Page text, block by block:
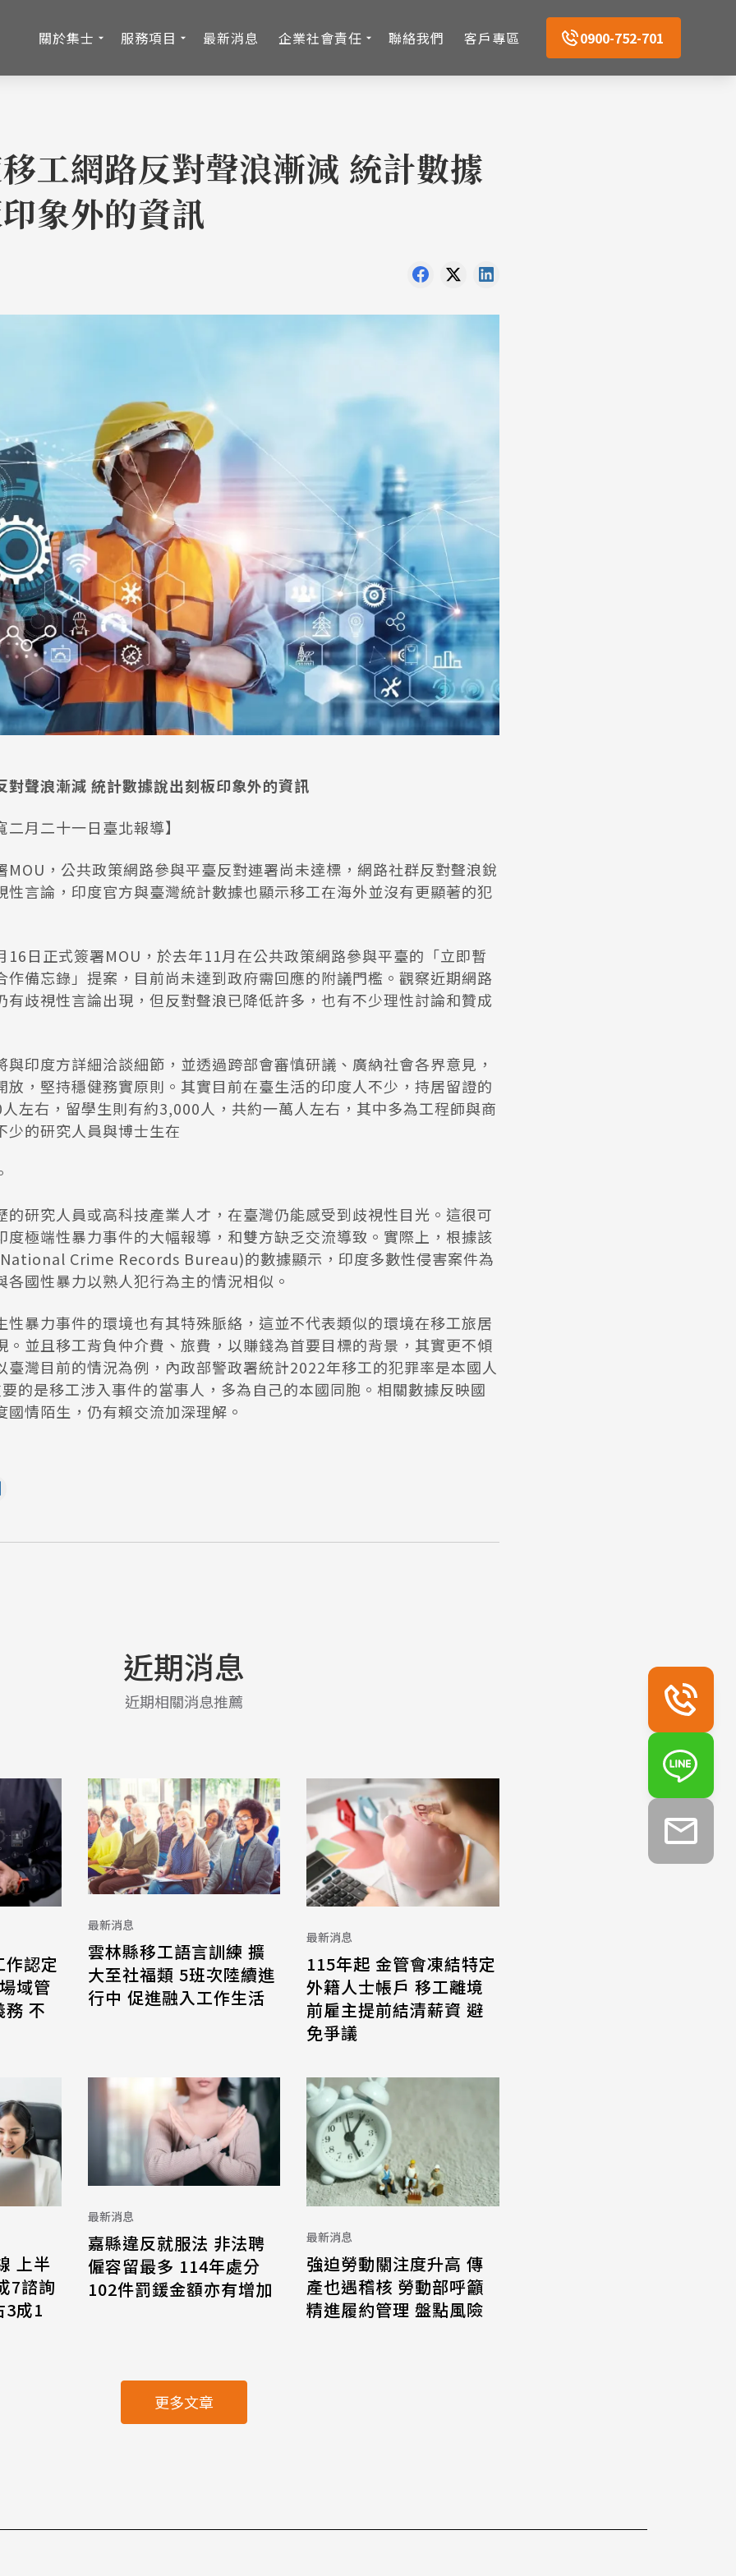
關於集士 服務項目 最新消息 企業社會責任 聯絡我們 客戶專區 0900-752-701
工網路反對聲浪漸減 統計數據
象外的資訊
對聲浪漸減 統計數據說出刻板印象外的資訊
月二十一日臺北報導】
MOU，公共政策網路參與平臺反對連署尚未達標，網路社群反對聲浪銳
性言論，印度官方與臺灣統計數據也顯示移工在海外並沒有更顯著的犯
16日正式簽署MOU，於去年11月在公共政策網路參與平臺的「立即暫
作備忘錄」提案，目前尚未達到政府需回應的附議門檻。觀察近期網路
有歧視性言論出現，但反對聲浪已降低許多，也有不少理性討論和贊成
與印度方詳細洽談細節，並透過跨部會審慎研議、廣納社會各界意見，
放，堅持穩健務實原則。其實目前在臺生活的印度人不少，持居留證的
左右，留學生則有約3,000人，共約一萬人左右，其中多為工程師與商
少的研究人員與博士生在
的研究人員或高科技產業人才，在臺灣仍能感受到歧視性目光。這很可
度極端性暴力事件的大幅報導，和雙方缺乏交流導致。實際上，根據該
Crime Records Bureau)的數據顯示，印度多數性侵害案件為
各國性暴力以熟人犯行為主的情況相似。
性暴力事件的環境也有其特殊脈絡，這並不代表類似的環境在移工旅居
。並且移工背負仲介費、旅費，以賺錢為首要目標的背景，其實更不傾
臺灣目前的情況為例，內政部警政署統計2022年移工的犯罪率是本國人
的是移工涉入事件的當事人，多為自己的本國同胞。相關數據反映國
情陌生，仍有賴交流加深理解。
近期消息
近期相關消息推薦
認定
域管
務 不
最新消息
雲林縣移工語言訓練 擴
大至社福類 5班次陸續進
行中 促進融入工作生活
最新消息
115年起 金管會凍結特定
外籍人士帳戶 移工離境
前雇主提前結清薪資 避
免爭議
上半
7諮詢
3成1
最新消息
嘉縣違反就服法 非法聘
僱容留最多 114年處分
102件罰鍰金額亦有增加
最新消息
強迫勞動關注度升高 傳
產也遇稽核 勞動部呼籲
精進履約管理 盤點風險
更多文章